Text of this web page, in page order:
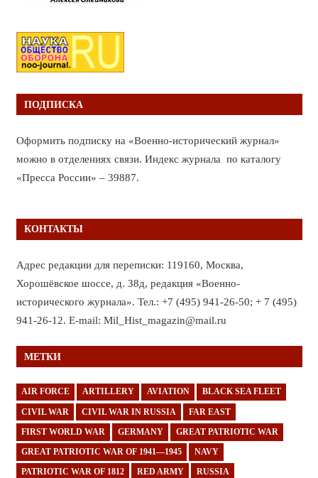
ПОДПИСКА
Оформить подписку на «Военно-исторический журнал»
можно в отделениях связи. Индекс журнала по каталогу
«Пресса России» – 39887.
КОНТАКТЫ
Адрес редакции для переписки: 119160, Москва,
Хорошёвское шоссе, д. 38д, редакция «Военно-
исторического журнала». Тел.: +7 (495) 941-26-50; + 7 (495)
941-26-12. E-mail: Mil_Hist_magazin@mail.ru
МЕТКИ
AIR FORCE ARTILLERY AVIATION BLACK SEA FLEET
CIVIL WAR CIVIL WAR IN RUSSIA FAR EAST
FIRST WORLD WAR GERMANY GREAT PATRIOTIC WAR
GREAT PATRIOTIC WAR OF 1941—1945 NAVY
PATRIOTIC WAR OF 1812 RED ARMY RUSSIA